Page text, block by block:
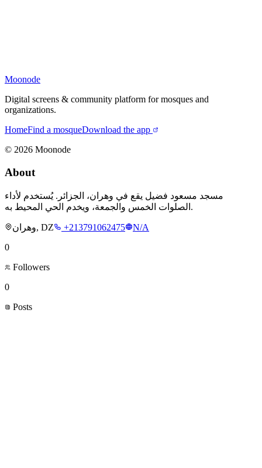
Moonode
Digital screens & community platform for mosques and
organizations.
HomeFind a mosqueDownload the app
© 2026 Moonode
About
مسجد مسعود فضيل يقع في وهران، الجزائر. يُستخدم لأداء
الصلوات الخمس والجمعة، ويخدم الحي المحيط به.
وهران, DZ +213791062475
N/A
0
Followers
0
Posts